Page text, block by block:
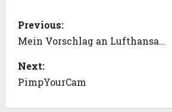
P
o
s
Previous:
Mein Vorschlag an Lufthansa…
Next:
PimpYourCam